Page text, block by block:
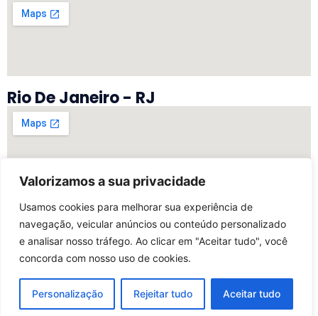
Valorizamos a sua privacidade
Usamos cookies para melhorar sua experiência de
navegação, veicular anúncios ou conteúdo personalizado
e analisar nosso tráfego. Ao clicar em "Aceitar tudo", você
concorda com nosso uso de cookies.
Personalização Rejeitar tudo Aceitar tudo
Rio De Janeiro - RJ
Vitória - ES
Por My Marketing Digital